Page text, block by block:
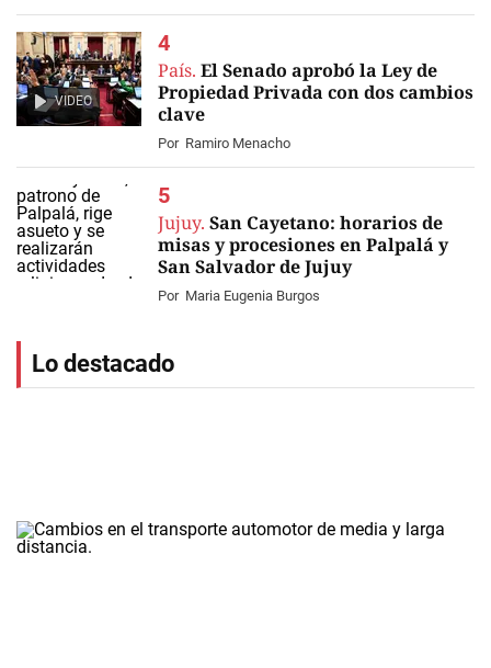
VIDEO
País. El Senado aprobó la Ley de
Propiedad Privada con dos cambios
clave
Por Ramiro Menacho
Jujuy. San Cayetano: horarios de
misas y procesiones en Palpalá y
San Salvador de Jujuy
Por Maria Eugenia Burgos
Lo destacado